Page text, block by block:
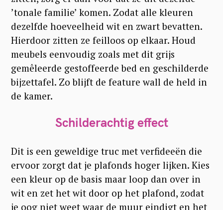
’tonale familie’ komen. Zodat alle kleuren
dezelfde hoeveelheid wit en zwart bevatten.
Hierdoor zitten ze feilloos op elkaar. Houd
meubels eenvoudig zoals met dit grijs
gemêleerde gestoffeerde bed en geschilderde
bijzettafel. Zo blijft de feature wall de held in
de kamer.
Schilderachtig effect
Dit is een geweldige truc met verfideeën die
ervoor zorgt dat je plafonds hoger lijken. Kies
een kleur op de basis maar loop dan over in
wit en zet het wit door op het plafond, zodat
je oog niet weet waar de muur eindigt en het